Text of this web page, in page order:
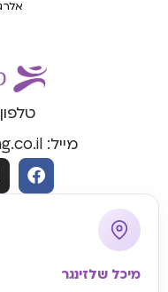
טלפון: 052-
מייל: michal@healthyliving.co.il
מיכל שלזינגר